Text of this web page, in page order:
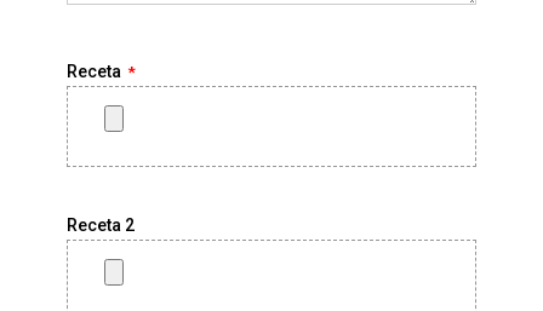
Receta
Receta 2